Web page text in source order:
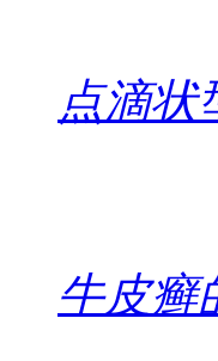
点滴状
牛皮癣